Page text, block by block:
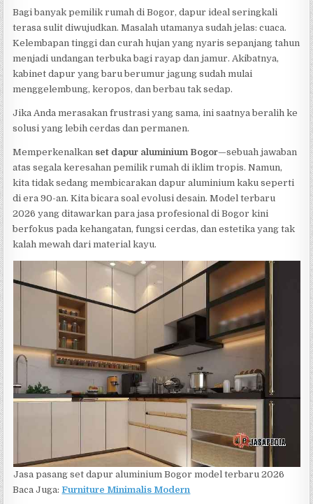
Bagi banyak pemilik rumah di Bogor, dapur ideal seringkali
terasa sulit diwujudkan. Masalah utamanya sudah jelas: cuaca.
Kelembapan tinggi dan curah hujan yang nyaris sepanjang tahun
menjadi undangan terbuka bagi rayap dan jamur. Akibatnya,
kabinet dapur yang baru berumur jagung sudah mulai
menggelembung, keropos, dan berbau tak sedap.
Jika Anda merasakan frustrasi yang sama, ini saatnya beralih ke
solusi yang lebih cerdas dan permanen.
Memperkenalkan set dapur aluminium Bogor—sebuah jawaban
atas segala keresahan pemilik rumah di iklim tropis. Namun,
kita tidak sedang membicarakan dapur aluminium kaku seperti
di era 90-an. Kita bicara soal evolusi desain. Model terbaru
2026 yang ditawarkan para jasa profesional di Bogor kini
berfokus pada kehangatan, fungsi cerdas, dan estetika yang tak
kalah mewah dari material kayu.
Jasa pasang set dapur aluminium Bogor model terbaru 2026
Baca Juga:Furniture Minimalis Modern